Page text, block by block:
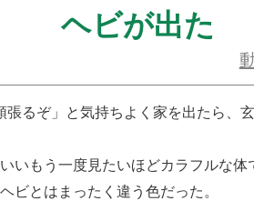
ヘビが出た
張るぞ」と気持ちよく家を出たら、
いいもう一度見たいほどカラフルな体
ビとはまったく違う色だった。